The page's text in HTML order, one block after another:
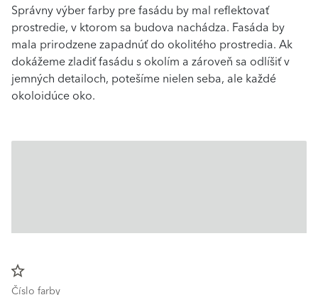
Správny výber farby pre fasádu by mal reflektovať
prostredie, v ktorom sa budova nachádza. Fasáda by
mala prirodzene zapadnúť do okolitého prostredia. Ak
dokážeme zladiť fasádu s okolím a zároveň sa odlíšiť v
jemných detailoch, potešíme nielen seba, ale každé
okoloidúce oko.
star_border
Číslo farby